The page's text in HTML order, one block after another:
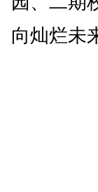
向灿烂未